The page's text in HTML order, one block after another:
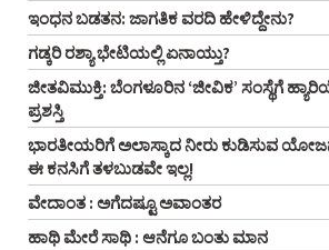
ಇಂಧನ ಬಡತನ: ಜಾಗತಿಕ ವರದಿ ಹೇಳಿದ್ದೇನು?
ಗಡ್ಕರಿ ರಶ್ಯಾ ಭೇಟಿಯಲ್ಲಿ ಏನಾಯ್ತು?
ಜೀತವಿಮುಕ್ತಿ: ಬೆಂಗಳೂರಿನ ‘ಜೀವಿಕ’ ಸಂಸ್ಥೆಗೆ
ಪ್ರಶಸ್ತಿ
ಭಾರತೀಯರಿಗೆ ಅಲಾಸ್ಕಾದ ನೀರು ಕುಡಿಸುವ
ಈ ಕನಸಿಗೆ ತಳಬುಡವೇ ಇಲ್ಲ!
ವೇದಾಂತ : ಅಗೆದಷ್ಟೂ ಅವಾಂತರ
ಹಾಥಿ ಮೇರೆ ಸಾಥಿ : ಆನೆಗೂ ಬಂತು ಮಾನ